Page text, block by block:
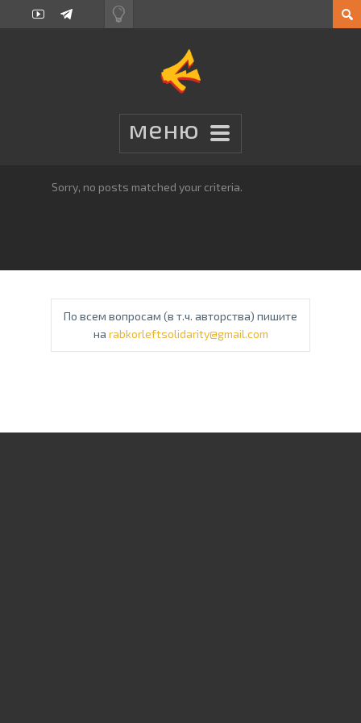
Sorry, no posts matched your criteria.
По всем вопросам (в т.ч. авторства) пишите
на rabkorleftsolidarity@gmail.com